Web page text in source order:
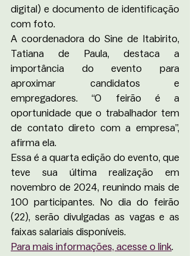
digital) e documento de identificação
com foto.
A coordenadora do Sine de Itabirito,
Tatiana de Paula, destaca a
importância do evento para
aproximar candidatos e
empregadores. “O feirão é a
oportunidade que o trabalhador tem
de contato direto com a empresa”,
afirma ela.
Essa é a quarta edição do evento, que
teve sua última realização em
novembro de 2024, reunindo mais de
100 participantes. No dia do feirão
(22), serão divulgadas as vagas e as
faixas salariais disponíveis.
Para mais informações, acesse o link.